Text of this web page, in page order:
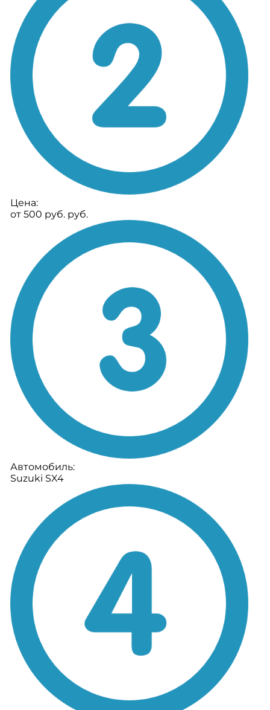
Цена:
от 500 руб. руб.
Автомобиль:
Suzuki SX4